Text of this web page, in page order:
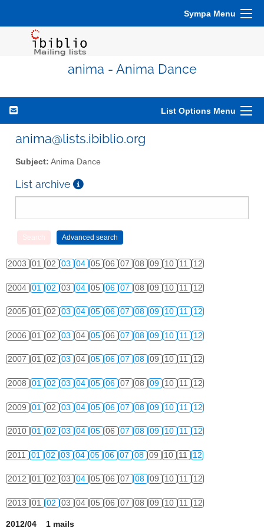
Sympa Menu
anima - Anima Dance
List Options Menu
anima@lists.ibiblio.org
Subject: Anima Dance
List archive
2003 01 02 03 04 05 06 07 08 09 10 11 12
2004 01 02 03 04 05 06 07 08 09 10 11 12
2005 01 02 03 04 05 06 07 08 09 10 11 12
2006 01 02 03 04 05 06 07 08 09 10 11 12
2007 01 02 03 04 05 06 07 08 09 10 11 12
2008 01 02 03 04 05 06 07 08 09 10 11 12
2009 01 02 03 04 05 06 07 08 09 10 11 12
2010 01 02 03 04 05 06 07 08 09 10 11 12
2011 01 02 03 04 05 06 07 08 09 10 11 12
2012 01 02 03 04 05 06 07 08 09 10 11 12
2013 01 02 03 04 05 06 07 08 09 10 11 12
2012/04 1 mails